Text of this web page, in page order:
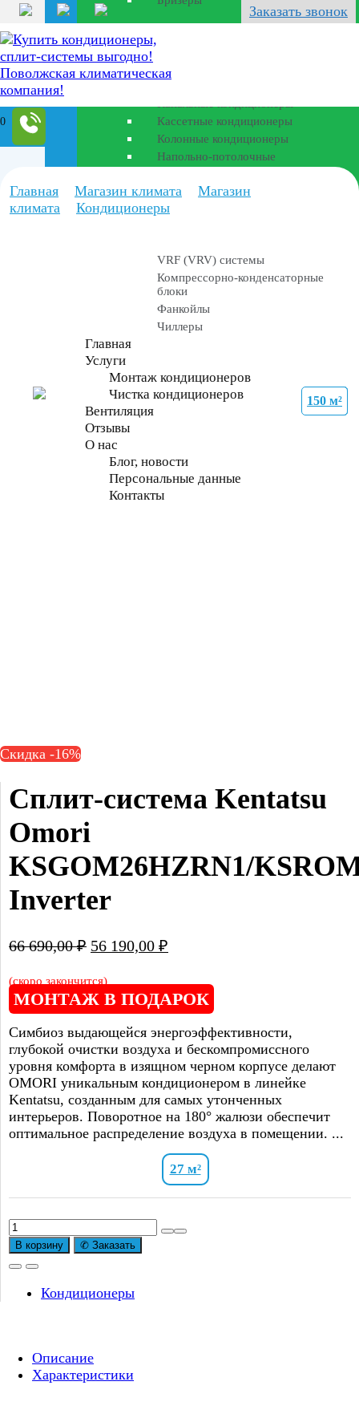
Перейти
содержанию
Заказать звонок
0
Полупромышленные
кондиционеры
Кассетные кондиционеры
Колонные кондиционеры
Напольно-потолочные
Промышленные
установки
VRF (VRV) системы
Компрессорно-конденсаторные
блоки
Фанкойлы
Чиллеры
Главная
Услуги
Монтаж кондиционеров
Чистка кондиционеров
Вентиляция
Отзывы
О нас
Блог, новости
Персональные данные
Контакты
Главная Магазин климата
Магазин
климата
Кондиционеры
Скидка -16%
Сплит-система Kentatsu
Omori
KSGOM26HZRN1/
Inverter
66 690,00₽ Первоначальная
составляла
66
690,00 ₽.
56 190,00 ₽
190,00 ₽.
(скоро закончится)
МОНТАЖ В ПОДАРОК
Симбиоз выдающейся энергоэффективности,
глубокой очистки воздуха и бескомпромиссного
уровня комфорта в изящном черном корпусе делают
OMORI уникальным кондиционером в линейке
Kentatsu, созданным для самых утонченных
интерьеров. Поворотное на 180° жалюзи обеспечит
оптимальное распределение воздуха в помещении. ...
27 м²
Количество
товара
Kentatsu
В корзину ✆ Заказать
Кондиционеры
Описание
Характеристики
35 м²
27 м²
27 м²
70 м²
70 м²
70 м²
70 м²
150 м²